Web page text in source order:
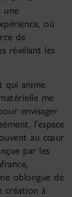
une
où
de
révélant les
qui anime
me
envisager
l’espace
au cœur
par les
oblongue de
création à